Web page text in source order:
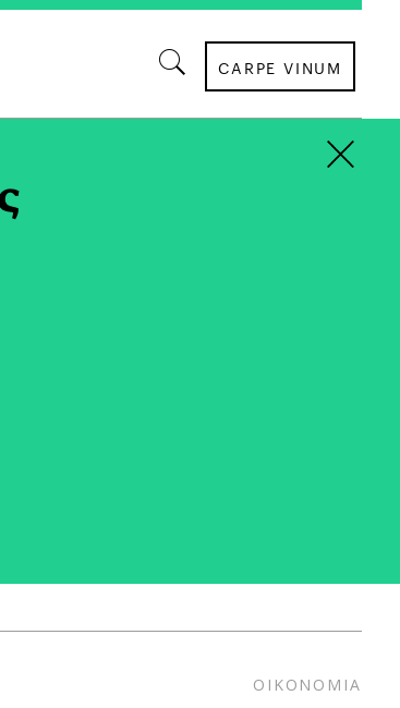
CARPE VINUM
| Πώς
Ακινήτων οι
ΟΙΚΟΝΟΜΙΑ
×